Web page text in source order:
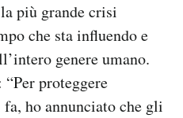
più grande crisi
che sta influendo e
genere umano.
proteggere
ho annunciato che gli